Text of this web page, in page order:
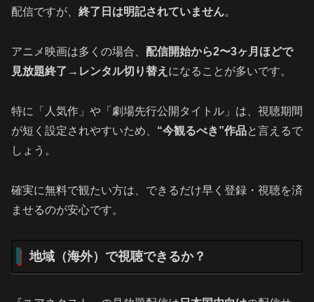
配信ですが、 終了日は明記されていません。
アニメ映画は多くの場合、 配信開始から2〜3ヶ月ほどで
見放題終了→レンタル切り替え になることが多いです。
特に「人気作」や「劇場先行公開タイトル」は、視聴期間
が短く設定されやすいため、 “今観るべき”作品と言えるで
しょう。
確実に無料で観たい方は、できるだけ早く登録・視聴を済
ませるのが安心です。
地域（海外）で視聴できるか？